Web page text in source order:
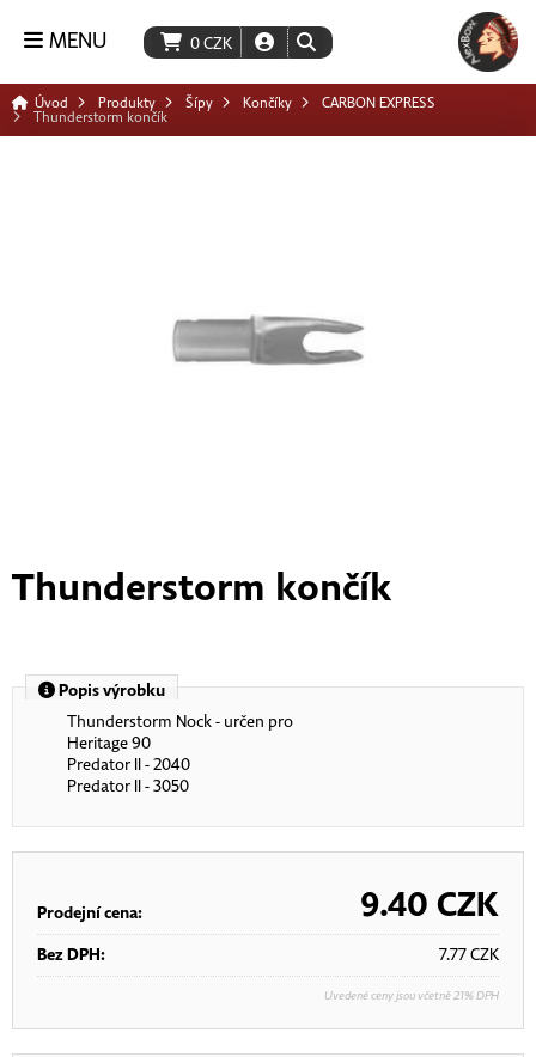
0CZK
MENU
Úvod Produkty Šípy Končíky CARBON EXPRESS
Thunderstorm končík
Thunderstorm končík
Popis výrobku
Thunderstorm Nock - určen pro
Heritage 90
Predator II - 2040
Predator II - 3050
Prodejní cena: 9.40 CZK
Bez DPH: 7.77CZK
Uvedené ceny jsou včetně 21% DPH